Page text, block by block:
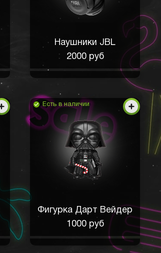
Наушники JBL
2000 руб
Есть в наличии
Фигурка Дарт Вейдер
1000 руб